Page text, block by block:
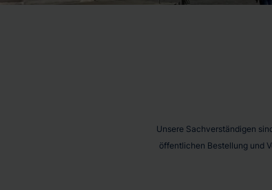
Unsere Sachverständigen
öffentlichen Bestellung und